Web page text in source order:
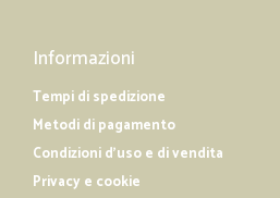
Informazioni
Tempi di spedizione
Metodi di pagamento
Condizioni d'uso e di vendita
Privacy e cookie